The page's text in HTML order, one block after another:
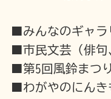
■みんなのギャラ
■市民文芸（俳句
■第5回風鈴まつり
■わがやのにんき